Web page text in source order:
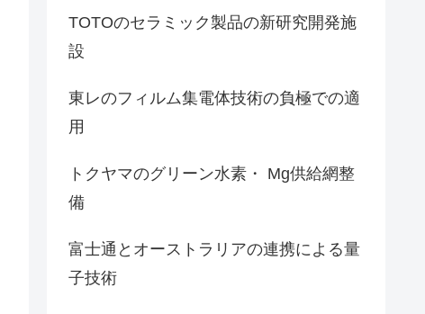
TOTOのセラミック製品の新研究開発施
設
東レのフィルム集電体技術の負極での適
用
トクヤマのグリーン水素・ Mg供給網整
備
富士通とオーストラリアの連携による量
子技術